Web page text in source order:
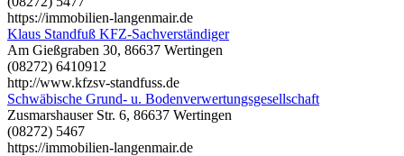
https://immobilien-langenmair.de
Klaus Standfuß KFZ-Sachverständiger
Am Gießgraben 30, 86637 Wertingen
(08272) 6410912
http://www.kfzsv-standfuss.de
Schwäbische Grund- u. Bodenverwertungsgesellschaft
Zusmarshauser Str. 6, 86637 Wertingen
(08272) 5467
https://immobilien-langenmair.de